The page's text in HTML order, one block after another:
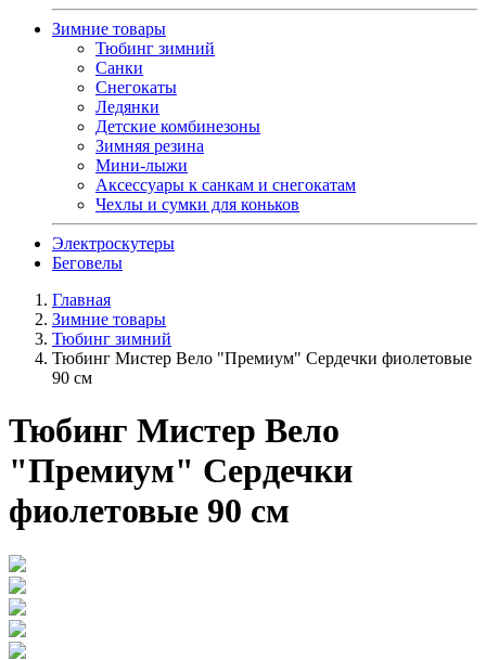
Зимние товары
Тюбинг зимний
Санки
Снегокаты
Ледянки
Детские комбинезоны
Зимняя резина
Мини-лыжи
Аксессуары к санкам и снегокатам
Чехлы и сумки для коньков
Электроскутеры
Беговелы
Главная
Зимние товары
Тюбинг зимний
Тюбинг Мистер Вело "Премиум" Сердечки фиолетовые
90 см
Тюбинг Мистер Вело
"Премиум" Сердечки
фиолетовые 90 см